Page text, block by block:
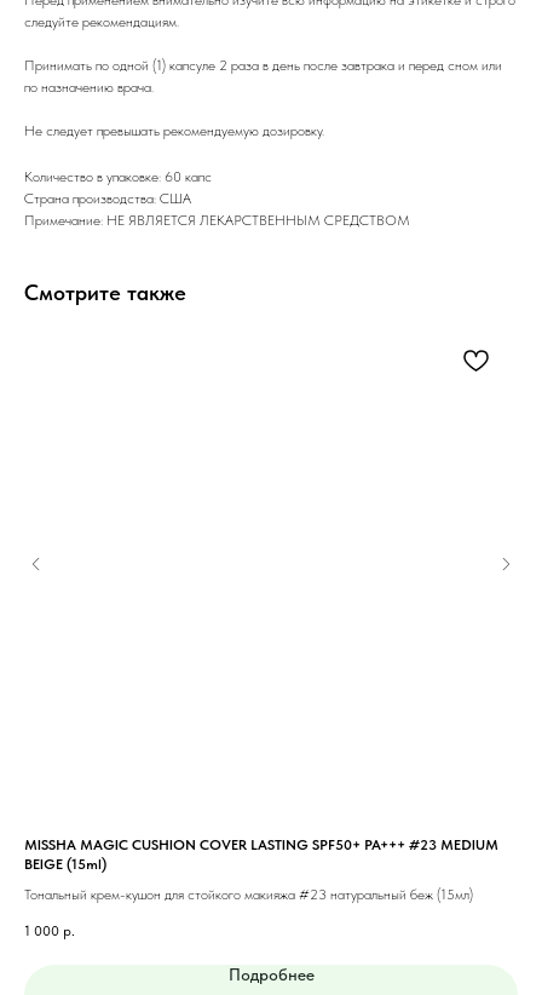
следуйте рекомендациям.
Принимать по одной (1) капсуле 2 раза в день после завтрака и перед сном или
по назначению врача.
Не следует превышать рекомендуемую дозировку.
Количество в упаковке: 60 капс
Страна производства: США
Примечание: НЕ ЯВЛЯЕТСЯ ЛЕКАРСТВЕННЫМ СРЕДСТВОМ
Смотрите также
MISSHA MAGIC CUSHION COVER LASTING SPF50+ PA+++ #23 MEDIUM
BEIGE (15ml)
Тональный крем-кушон для стойкого макияжа #23 натуральный беж (15мл)
1 000 р.
Подробнее